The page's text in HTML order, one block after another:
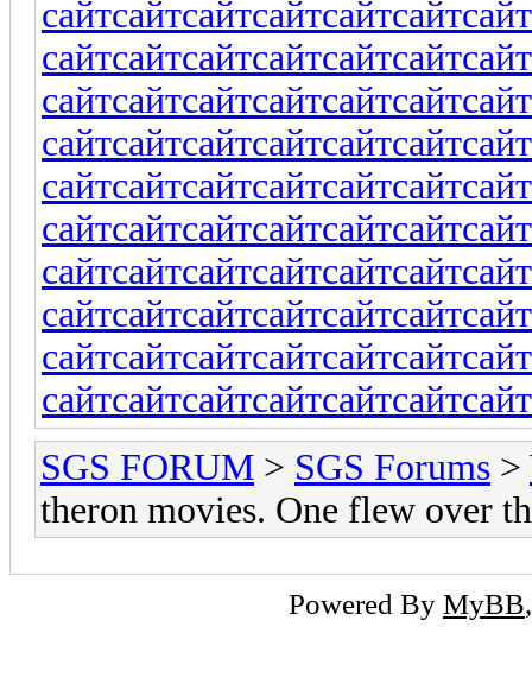
сайтсайтсайтсайтсайтсайтсайт
сайтсайтсайтсайтсайтсайтсайт
сайтсайтсайтсайтсайтсайтсайт
сайтсайтсайтсайтсайтсайтсайт
сайтсайтсайтсайтсайтсайтсайт
сайтсайтсайтсайтсайтсайтсайт
сайтсайтсайтсайтсайтсайтсайт
сайтсайтсайтсайтсайтсайтсайт
сайтсайтсайтсайтсайтсайтсайт
сайтсайтсайтсайтсайтсайтсайт
SGS FORUM > SGS Forums >
theron movies. One flew over
Powered By MyBB